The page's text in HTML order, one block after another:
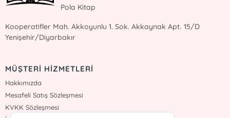
Pola Kitap
Kooperatifler Mah. Akkoyunlu 1. Sok. Akkaynak Apt. 15/D
Yenişehir/Diyarbakır
MÜŞTERİ HİZMETLERİ
Hakkımızda
Mesafeli Satış Sözleşmesi
KVKK Sözleşmesi